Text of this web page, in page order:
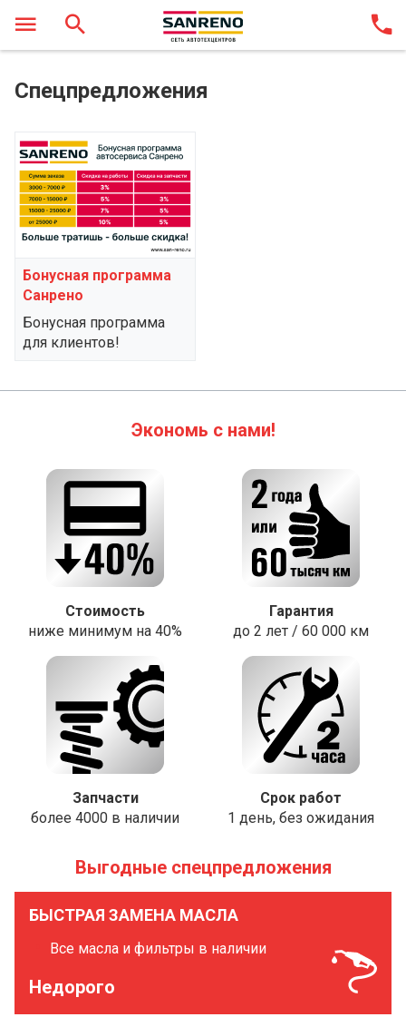
Спецпредложения
Бонусная программа
Санрено
Бонусная программа
для клиентов!
Экономь с нами!
Стоимость
ниже минимум на 40%
Гарантия
до 2 лет / 60 000 км
Запчасти
более 4000 в наличии
Срок работ
1 день, без ожидания
Выгодные спецпредложения
БЫСТРАЯ ЗАМЕНА МАСЛА
Все масла и фильтры в наличии
Недорого